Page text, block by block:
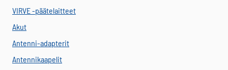
VIRVE -päätelaitteet
Akut
Antenni-adapterit
Antennikaapelit